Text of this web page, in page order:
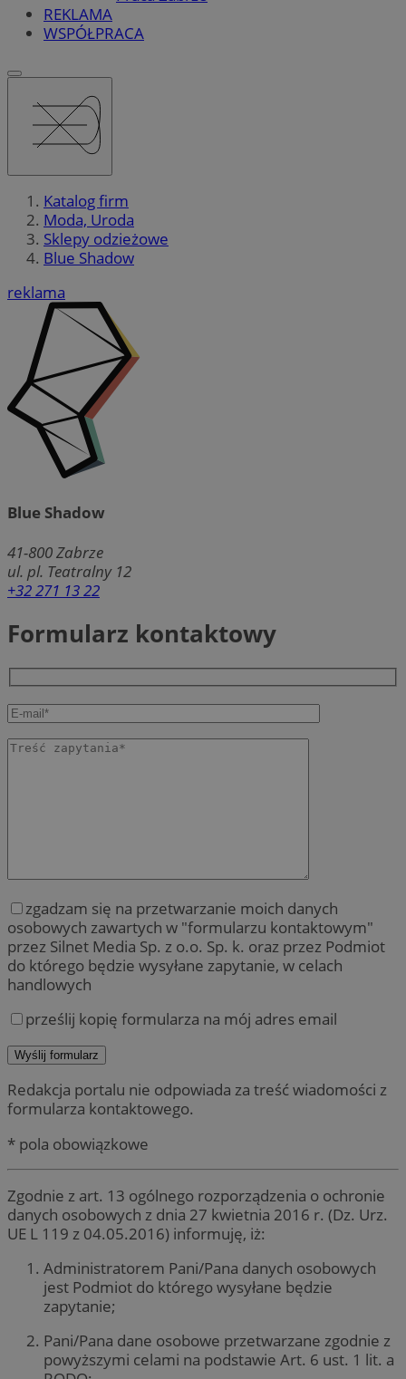
REKLAMA
WSPÓŁPRACA
Katalog firm
Moda, Uroda
Sklepy odzieżowe
Blue Shadow
reklama
Blue Shadow
41-800Zabrze
ul. pl. Teatralny 12
+32 271 13 22
Formularz kontaktowy
zgadzam się na przetwarzanie moich danych
osobowych zawartych w "formularzu kontaktowym"
przez Silnet Media Sp. z o.o. Sp. k. oraz przez Podmiot
do którego będzie wysyłane zapytanie, w celach
handlowych
prześlij kopię formularza na mój adres email
Redakcja portalu nie odpowiada za treść wiadomości z
formularza kontaktowego.
* pola obowiązkowe
Zgodnie z art. 13 ogólnego rozporządzenia o ochronie
danych osobowych z dnia 27 kwietnia 2016 r. (Dz. Urz.
UE L 119 z 04.05.2016) informuję, iż:
Administratorem Pani/Pana danych osobowych
jest Podmiot do którego wysyłane będzie
zapytanie;
Pani/Pana dane osobowe przetwarzane zgodnie z
powyższymi celami na podstawie Art. 6 ust. 1 lit. a